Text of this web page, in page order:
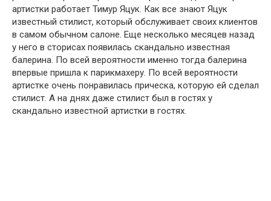
артистки работает Тимур Яцук. Как все знают Яцук
известный стилист, который обслуживает своих клиентов
в самом обычном салоне. Еще несколько месяцев назад
у него в сторисах появилась скандально известная
балерина. По всей вероятности именно тогда балерина
впервые пришла к парикмахеру. По всей вероятности
артистке очень понравилась прическа, которую ей сделал
стилист. А на днях даже стилист был в гостях у
скандально известной артистки в гостях.